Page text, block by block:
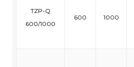
TZP-Q
600/1000
600 1000